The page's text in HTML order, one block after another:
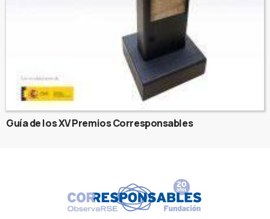
Guía de los XV Premios Corresponsables